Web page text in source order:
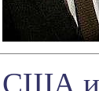
США и